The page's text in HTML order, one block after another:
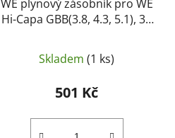
WE plynový zásobník pro WE
Hi-Capa GBB(3.8, 4.3, 5.1), 31
Skladem(1 ks)
501 Kč